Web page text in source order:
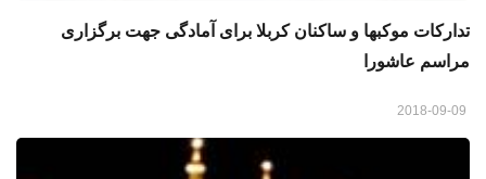
تدارکات موکبها و ساکنان کربلا برای آمادگی جهت برگزاری
مراسم عاشورا